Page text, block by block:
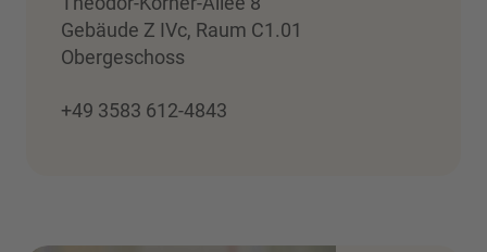
Gebäude Z IVc, Raum C1.01
Obergeschoss
+49 3583 612-4843